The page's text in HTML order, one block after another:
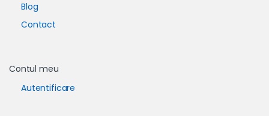
Blog
Contact
Contul meu
Autentificare